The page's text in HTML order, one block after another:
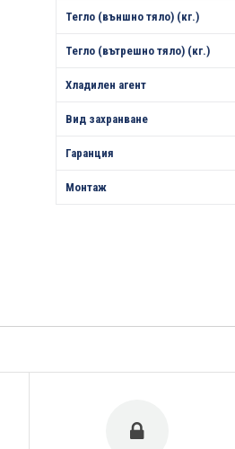
Тегло (външно тяло) (кг.)
Тегло (вътрешно тяло) (кг.)
Хладилен агент
Вид захранване
Гаранция
Монтаж